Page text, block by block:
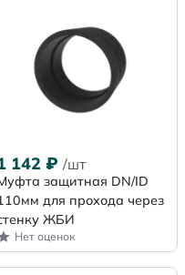
142 ₽ /шт
защитная DN/ID
для прохода через
ЖБИ
Нет оценок